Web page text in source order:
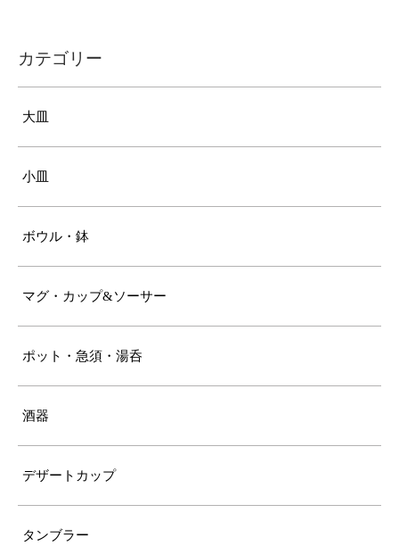
カテゴリー
大皿
小皿
ボウル・鉢
マグ・カップ&ソーサー
ポット・急須・湯呑
酒器
デザートカップ
タンブラー